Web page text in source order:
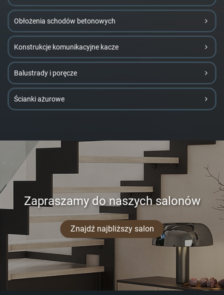
Obłożenia schodów betonowych
Konstrukcje komunikacyjne kacze
Balustrady i poręcze
Ścianki ażurowe
Zapraszamy do naszych salonów
Znajdź najbliższy salon